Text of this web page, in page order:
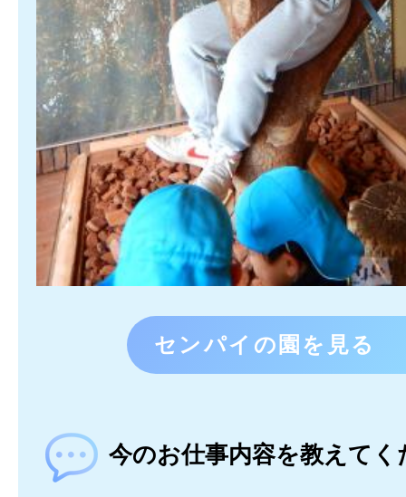
センパイの園を見る
今のお仕事内容を教えてく